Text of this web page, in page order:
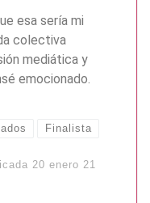
esa sería mi
colectiva
mediática y
emocionado.
Finalista
20 enero 21